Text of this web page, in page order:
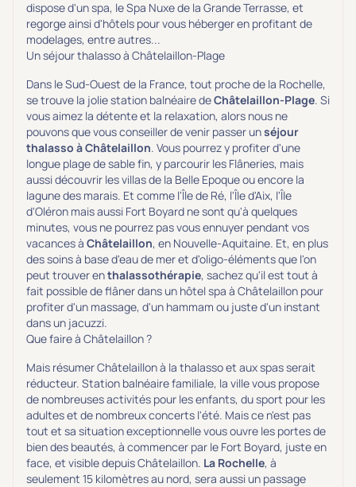
dispose d'un spa, le Spa Nuxe de la Grande Terrasse, et
regorge ainsi d'hôtels pour vous héberger en profitant de
modelages, entre autres...
Un séjour thalasso à Châtelaillon-Plage
Dans le Sud-Ouest de la France, tout proche de la Rochelle,
se trouve la jolie station balnéaire deChâtelaillon-Plage. Si
vous aimez la détente et la relaxation, alors nous ne
pouvons que vous conseiller de venir passer unséjour
thalasso à Châtelaillon. Vous pourrez y profiter d'une
longue plage de sable fin, y parcourir les Flâneries, mais
aussi découvrir les villas de la Belle Epoque ou encore la
lagune des marais. Et comme l'Île de Ré, l'Île d'Aix, l'Île
d'Oléron mais aussi Fort Boyard ne sont qu'à quelques
minutes, vous ne pourrez pas vous ennuyer pendant vos
vacances à Châtelaillon, en Nouvelle-Aquitaine. Et, en plus
des soins à base d'eau de mer et d'oligo-éléments que l'on
peut trouver enthalassothérapie, sachez qu'il est tout à
fait possible de flâner dans un hôtel spa à Châtelaillon pour
profiter d'un massage, d'un hammam ou juste d'un instant
dans un jacuzzi.
Que faire à Châtelaillon ?
Mais résumer Châtelaillon à la thalasso et aux spas serait
réducteur. Station balnéaire familiale, la ville vous propose
de nombreuses activités pour les enfants, du sport pour les
adultes et de nombreux concerts l'été. Mais ce n'est pas
tout et sa situation exceptionnelle vous ouvre les portes de
bien des beautés, à commencer par le Fort Boyard, juste en
face, et visible depuis Châtelaillon. La Rochelle, à
seulement 15 kilomètres au nord, sera aussi un passage